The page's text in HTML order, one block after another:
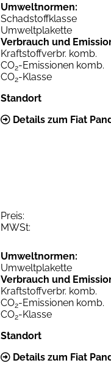
Umweltnormen:
Schadstoffklasse
Umweltplakette
Verbrauch und
Kraftstoffverbr. komb.
CO2-Emissionen komb.
CO2-Klasse
Standort
Details zum Fiat
Preis:
MWSt:
Umweltnormen:
Umweltplakette
Verbrauch und
Kraftstoffverbr. komb.
CO2-Emissionen komb.
CO2-Klasse
Standort
Details zum Fiat